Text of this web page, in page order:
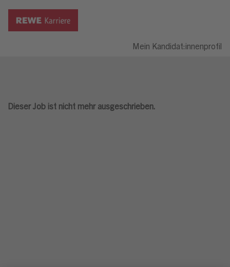
Mein Kandidat:innenprofil
Dieser Job ist nicht mehr ausgeschrieben.